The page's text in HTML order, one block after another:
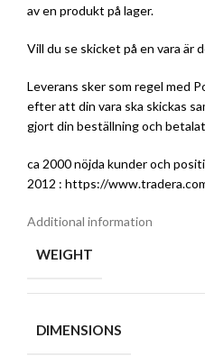
av en produkt på lager.
Vill du se skicket på en vara är
Leverans sker som regel med
efter att din vara ska skickas
gjort din beställning och
ca 2000 nöjda kunder och
2012 : https://
Additional information
WEIGHT
DIMENSIONS